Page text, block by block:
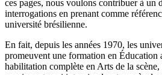
ces pages, nous voulons contribuer à un
interrogations en prenant comme
université brésilienne.
En fait, depuis les années 1970, les
promeuvent une formation en Éducation
habilitation complète en Arts de la